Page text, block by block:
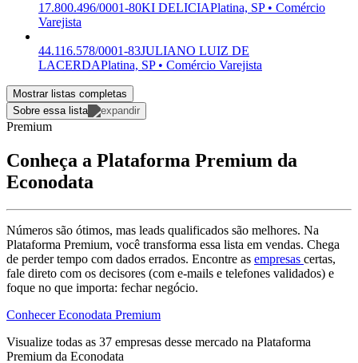
17.800.496/0001-80KI DELICIAPlatina, SP • Comércio
Varejista
44.116.578/0001-83JULIANO LUIZ DE
LACERDAPlatina, SP • Comércio Varejista
Mostrar listas completas
Sobre essa lista
Premium
Conheça a Plataforma Premium da
Econodata
Números são ótimos, mas leads qualificados são melhores. Na
Plataforma Premium, você transforma essa lista em vendas. Chega
de perder tempo com dados errados. Encontre as empresas certas,
fale direto com os decisores (com e-mails e telefones validados) e
foque no que importa: fechar negócio.
Conhecer Econodata Premium
Visualize todas as 37 empresas desse mercado na Plataforma
Premium da Econodata